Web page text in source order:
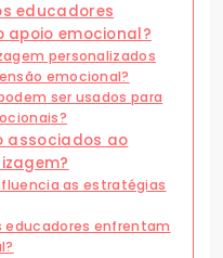
educadores
emocional?
personalizados
emocional?
ser usados para
associados ao
as estratégias
educadores enfrentam